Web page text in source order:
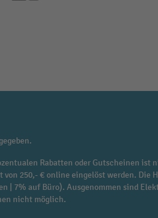
Rabatten oder Gutscheinen ist
250,- € online eingelöst werden. Die
| 7% auf Büro). Ausgenommen sind
nicht möglich.